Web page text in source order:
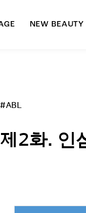
NEW BEAUTY
#ABL
제2화. 인